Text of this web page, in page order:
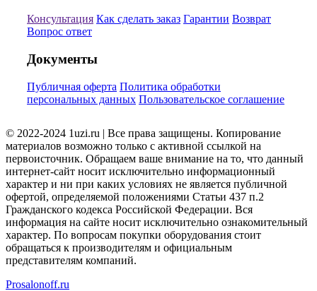
Консультация Как сделать заказ Гарантии Возврат
Вопрос ответ
Документы
Публичная оферта Политика обработки
персональных данных Пользовательское соглашение
© 2022-2024 1uzi.ru | Все права защищены. Копирование
материалов возможно только с активной ссылкой на
первоисточник. Обращаем ваше внимание на то, что данный
интернет-сайт носит исключительно информационный
характер и ни при каких условиях не является публичной
офертой, определяемой положениями Статьи 437 п.2
Гражданского кодекса Российской Федерации. Вся
информация на сайте носит исключительно ознакомительный
характер. По вопросам покупки оборудования стоит
обращаться к производителям и официальным
представителям компаний.
Prosalonoff.ru